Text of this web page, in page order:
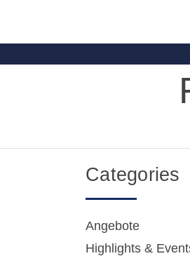
Categories
Angebote
Highlights &